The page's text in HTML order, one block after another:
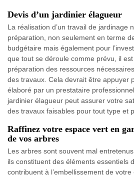
Devis d’un jardinier élagueur
La réalisation d’un travail de jardinage
préparation, non seulement en terme
budgétaire mais également pour
que tout se déroule comme prévu, il
préparation des ressources
des travaux. Cela devrait être appuyer
élaboré par un prestataire
jardinier élagueur peut assurer votre
des travaux faisables pour tout type et
Raffinez votre espace vert en
de vos arbres
Les arbres sont souvent mal
ils constituent des éléments essentiels
contribuent à l’embellissement de